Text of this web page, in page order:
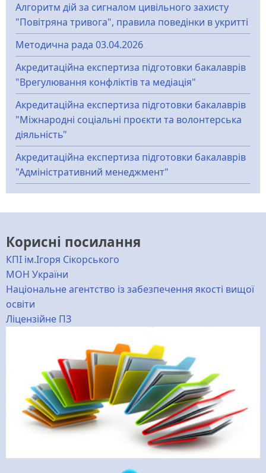
Алгоритм дій за сигналом цивільного захисту
"Повітряна тривога", правила поведінки в укритті
Методична рада 03.04.2026
Акредитаційна експертиза підготовки бакалаврів
"Врегулювання конфліктів та медіація"
Акредитаційна експертиза підготовки бакалаврів
"Міжнародні соціальні проєкти та волонтерська
діяльність"
Акредитаційна експертиза підготовки бакалаврів
"Адміністративний менеджмент"
Корисні посилання
КПІ ім.Ігоря Сікорського
МОН України
Національне агентство із забезпечення якості вищої
освіти
Ліцензійне ПЗ